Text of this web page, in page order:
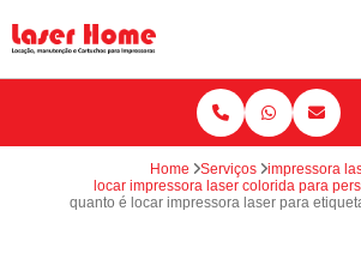
Home Serviços
impressora
locar impressora laser colorida para
quanto é locar impressora laser para